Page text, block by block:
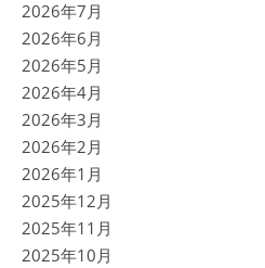
2026年7月
2026年6月
2026年5月
2026年4月
2026年3月
2026年2月
2026年1月
2025年12月
2025年11月
2025年10月